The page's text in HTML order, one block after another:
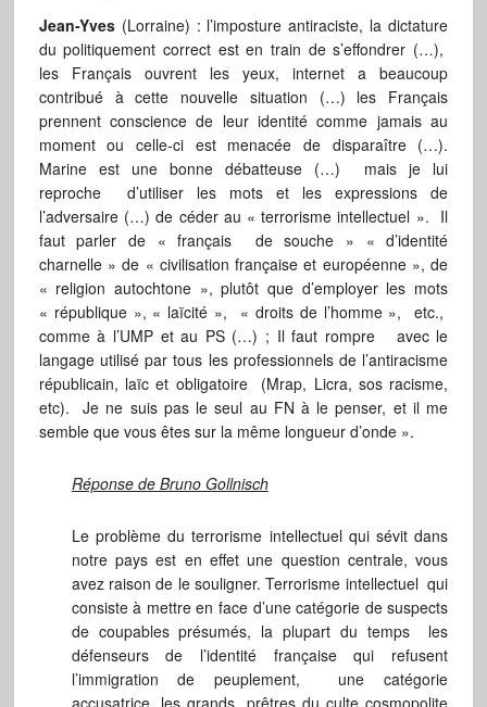
Jean-Yves(Lorraine) : l’imposture antiraciste, la dictature
du politiquement correct est en train de s’effondrer (…),
les Français ouvrent les yeux, internet a beaucoup
contribué à cette nouvelle situation (…) les Français
prennent conscience de leur identité comme jamais au
moment ou celle-ci est menacée de disparaître (…).
Marine est une bonne débatteuse (…) mais je lui
reproche d’utiliser les mots et les expressions de
l’adversaire (…) de céder au « terrorisme intellectuel ». Il
faut parler de « français de souche » « d’identité
charnelle » de « civilisation française et européenne », de
« religion autochtone », plutôt que d’employer les mots
« république », « laïcité », « droits de l’homme », etc.,
comme à l’UMP et au PS (…) ; Il faut rompre avec le
langage utilisé par tous les professionnels de l’antiracisme
républicain, laïc et obligatoire (Mrap, Licra, sos racisme,
etc). Je ne suis pas le seul au FN à le penser, et il me
semble que vous êtes sur la même longueur d’onde ».
Réponse de Bruno Gollnisch
Le problème du terrorisme intellectuel qui sévit dans
notre pays est en effet une question centrale, vous
avez raison de le souligner. Terrorisme intellectuel qui
consiste à mettre en face d’une catégorie de suspects
de coupables présumés, la plupart du temps les
défenseurs de l’identité française qui refusent
l’immigration de peuplement, une catégorie
accusatrice, les grands prêtres du culte cosmopolite